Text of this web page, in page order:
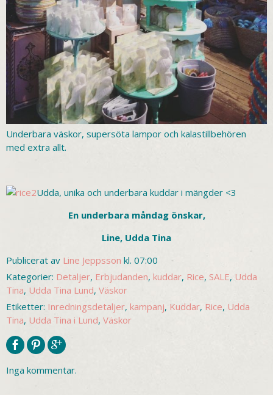
Underbara väskor, supersöta lampor och kalastillbehören
med extra allt.
Udda, unika och underbara kuddar i mängder <3
En underbara måndag önskar,
Line, Udda Tina
Publicerat av Line Jeppsson kl. 07:00
Kategorier: Detaljer, Erbjudanden, kuddar, Rice, SALE, Udda
Tina, Udda Tina Lund, Väskor
Etiketter: Inredningsdetaljer, kampanj, Kuddar, Rice, Udda
Tina, Udda Tina i Lund, Väskor
Inga kommentar.